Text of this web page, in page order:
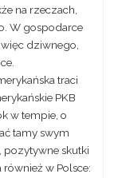
na rzeczach,
W gospodarce
dziwnego,
traci
PKB
w tempie, o
tamy swym
pozytywne skutki
w Polsce: